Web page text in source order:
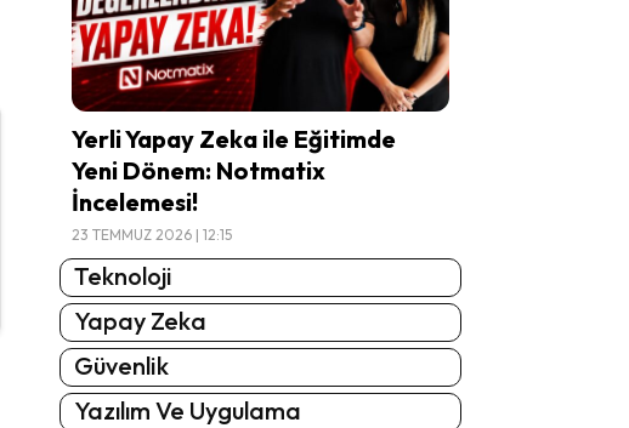
Yerli Yapay Zeka ile Eğitimde
Yeni Dönem: Notmatix
İncelemesi!
23 TEMMUZ 2026 | 12:15
Teknoloji
Yapay Zeka
Güvenlik
Yazılım Ve Uygulama